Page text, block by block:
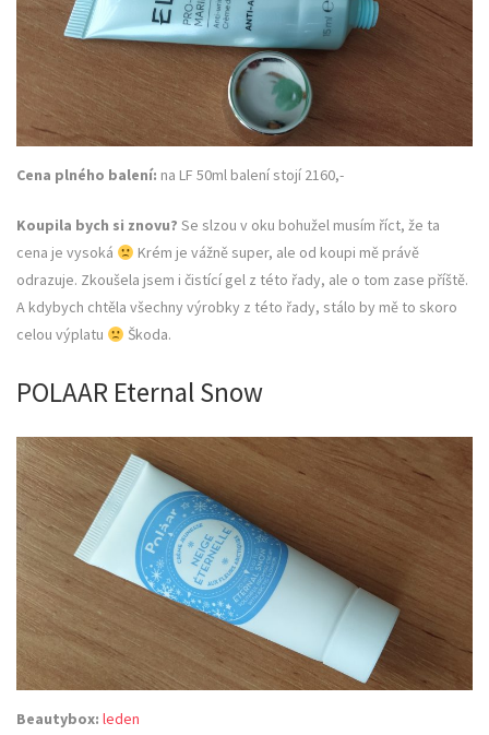
Cena plného balení: na LF 50ml balení stojí 2160,-
Koupila bych si znovu? Se slzou v oku bohužel musím říct, že ta
cena je vysoká
Krém je vážně super, ale od koupi mě právě
odrazuje. Zkoušela jsem i čistící gel z této řady, ale o tom zase příště.
A kdybych chtěla všechny výrobky z této řady, stálo by mě to skoro
celou výplatu
Škoda.
POLAAR Eternal Snow
Beautybox: leden